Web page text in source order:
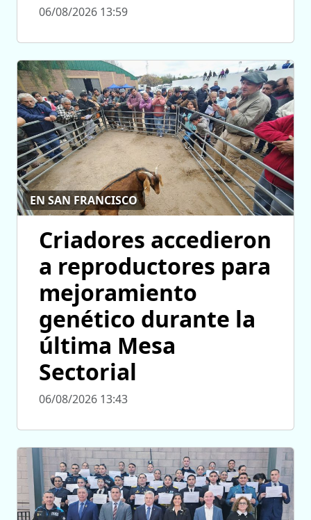
06/08/2026 13:59
EN SAN FRANCISCO
Criadores accedieron
a reproductores para
mejoramiento
genético durante la
última Mesa
Sectorial
06/08/2026 13:43